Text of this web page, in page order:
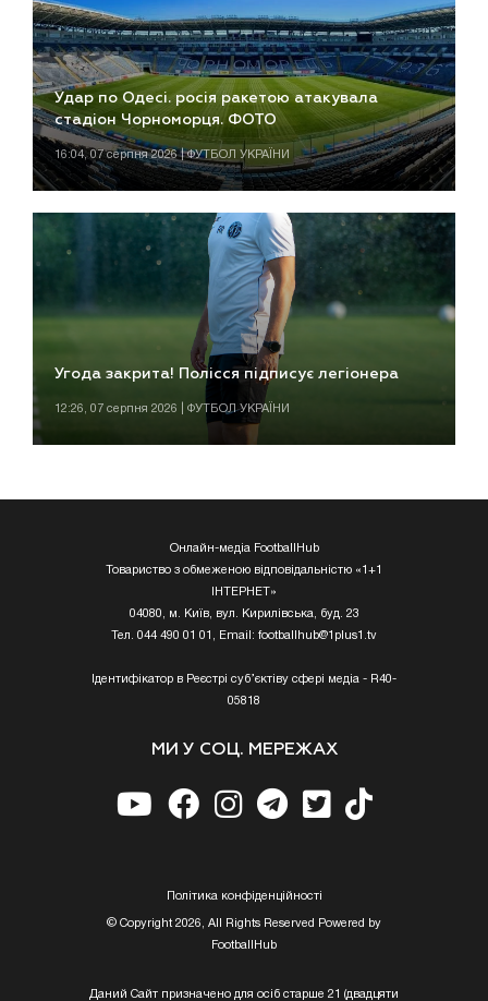
Удар по Одесі. росія ракетою атакувала
стадіон Чорноморця. ФОТО
16:04, 07 серпня 2026 | ФУТБОЛ УКРАЇНИ
Угода закрита! Полісся підписує легіонера
12:26, 07 серпня 2026 | ФУТБОЛ УКРАЇНИ
Онлайн-медіа FootballHub
Товариство з обмеженою відповідальністю «1+1
ІНТЕРНЕТ»
04080, м. Київ, вул. Кирилівська, буд. 23
Тел. 044 490 01 01, Email: footballhub@1plus1.tv
Ідентифікатор в Реєстрі суб’єктіву сфері медіа - R40-
05818
МИ У СОЦ. МЕРЕЖАХ
Полiтика конфiденцiйностi
© Copyright 2026, All Rights Reserved Powered by
FootballHub
Даний Сайт призначено для осіб старше 21 (двадцяти